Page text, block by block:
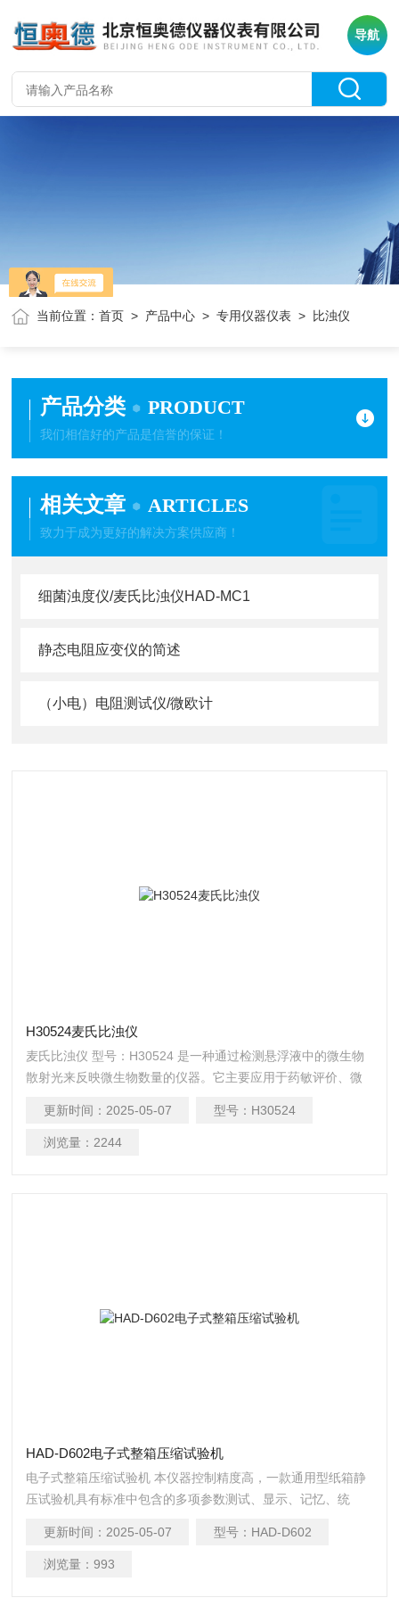
导航
当前位置：首页 > 产品中心 >专用仪器仪表 > 比浊仪
产品分类 PRODUCT
我们相信好的产品是信誉的保证！
相关文章 ARTICLES
致力于成为更好的解决方案供应商！
细菌浊度仪/麦氏比浊仪HAD-MC1
静态电阻应变仪的简述
（小电）电阻测试仪/微欧计
H30524麦氏比浊仪
麦氏比浊仪 型号：H30524 是一种通过检测悬浮液中的微生物
散射光来反映微生物数量的仪器。它主要应用于药敏评价、微
更新时间： 2025-05-07 型号： H30524
浏览量： 2244
HAD-D602电子式整箱压缩试验机
电子式整箱压缩试验机 本仪器控制精度高，一款通用型纸箱静
压试验机具有标准中包含的多项参数测试、显示、记忆、统
直接得出多项资料的统计结果，具有自动复位和故障诊断功
能，操作方便。
更新时间： 2025-05-07 型号： HAD-D602
浏览量： 993